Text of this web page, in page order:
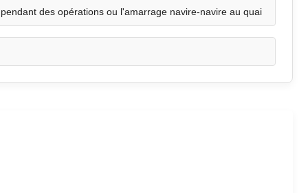
des opérations ou l'amarrage navire-navire au quai